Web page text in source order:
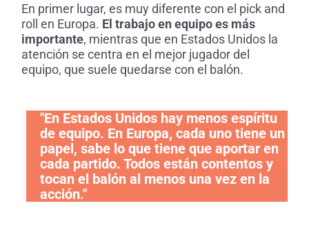
En primer lugar, es muy diferente con el pick and
roll en Europa. El trabajo en equipo es más
importante, mientras que en Estados Unidos la
atención se centra en el mejor jugador del
equipo, que suele quedarse con el balón.
"En Estados Unidos hay menos espíritu
de equipo. En Europa, cada uno tiene un
papel, sabe lo que tiene que aportar en
cada partido. Todos están contentos y
tocan el balón al menos una vez en la
acción."